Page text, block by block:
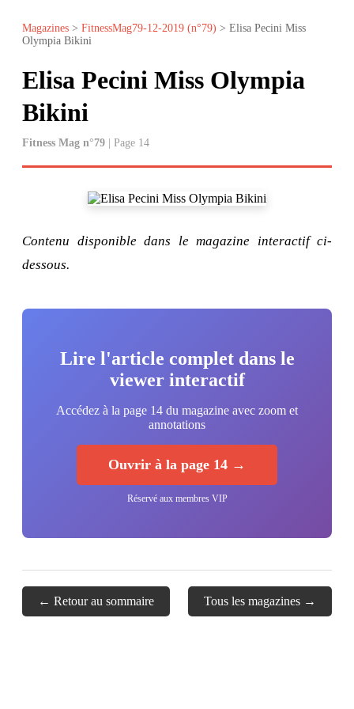
Magazines > FitnessMag79-12-2019 (n°79) > Elisa Pecini Miss
Olympia Bikini
Elisa Pecini Miss Olympia
Bikini
Fitness Mag n°79 | Page 14
Contenu disponible dans le magazine interactif ci-
dessous.
Lire l'article complet dans le
viewer interactif
Accédez à la page 14 du magazine avec zoom et
annotations
Ouvrir à la page 14 →
Réservé aux membres VIP
← Retour au sommaire Tous les magazines →